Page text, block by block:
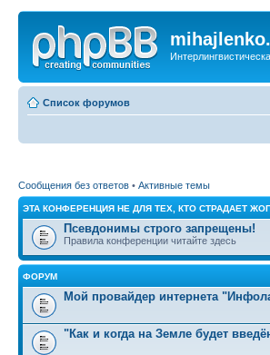
Список форумов
Сообщения без ответов • Активные темы
ЭТА КОНФЕРЕНЦИЯ НЕ ДЛЯ ТЕХ, КТО СТРАДАЕТ
Псевдонимы строго запрещены!
Правила конференции читайте здесь
ФОРУМ
Мой провайдер интернета
"Как и когда на Земле будет